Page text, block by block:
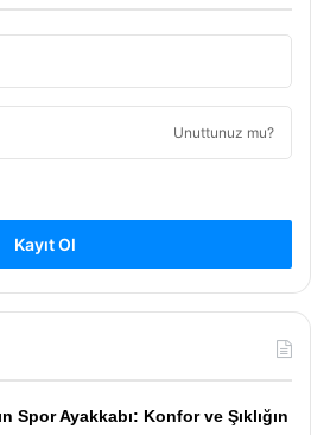
Unuttunuz mu?
Kayıt Ol
Spor Ayakkabı: Konfor ve Şıklığın